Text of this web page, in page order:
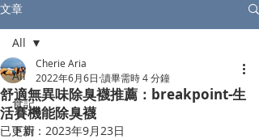
文章
All
食記
下廚
All
舒適無異味除臭襪推薦：breakpoint-生
活賽機能除臭襪
Cherie Aria
2022年6月6日 讀畢需時 4 分鐘
已更新： 2023年9月23日